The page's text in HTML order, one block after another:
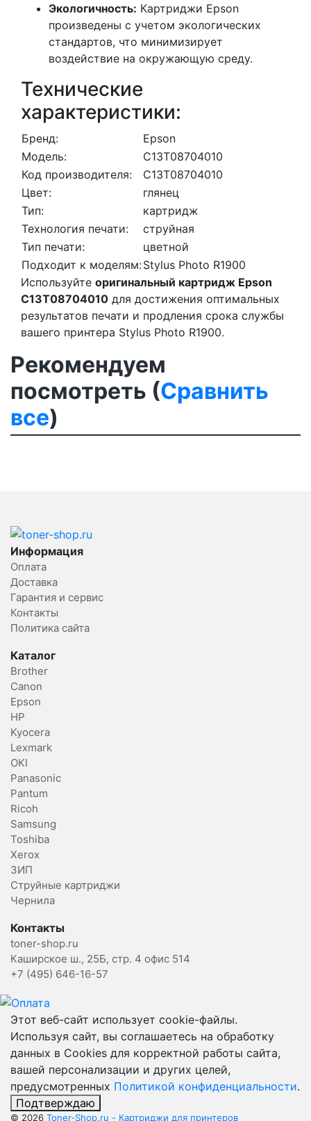
Экологичность: Картриджи Epson
произведены с учетом экологических
стандартов, что минимизирует
воздействие на окружающую среду.
Технические
характеристики:
Бренд:
Epson
Модель:
C13T08704010
Код производителя:
C13T08704010
Цвет:
глянец
Тип:
картридж
Технология печати:
струйная
Тип печати:
цветной
Подходит к моделям:Stylus Photo R1900
Используйте оригинальный картридж Epson
C13T08704010 для достижения оптимальных
результатов печати и продления срока службы
вашего принтера Stylus Photo R1900.
Рекомендуем
посмотреть (Сравнить
все)
Информация
Оплата
Доставка
Гарантия и сервис
Контакты
Политика сайта
Каталог
Brother
Canon
Epson
HP
Kyocera
Lexmark
OKI
Panasonic
Pantum
Ricoh
Samsung
Toshiba
Xerox
ЗИП
Струйные картриджи
Чернила
Контакты
toner-shop.ru
Каширское ш., 25Б, стр. 4 офис 514
+7 (495) 646-16-57
Этот веб-сайт использует cookie-файлы.
Используя сайт, вы соглашаетесь на обработку
данных в Cookies для корректной работы сайта,
вашей персонализации и других целей,
предусмотренных Политикой конфиденциальности.
Подтверждаю
© 2026 Toner-Shop.ru - Картриджи для принтеров